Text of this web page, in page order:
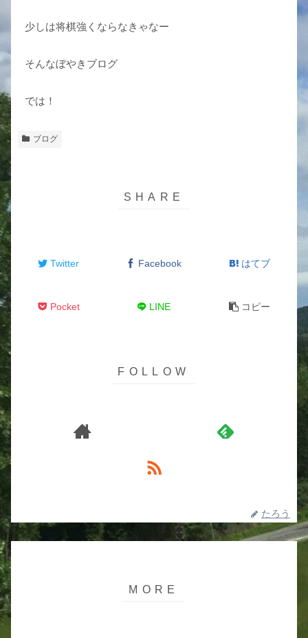
少しは将棋強くならなきゃなー
そんなぼやきブログ
では！
ブログ
Twitter Facebook はてブ
Pocket LINE コピー
たろう